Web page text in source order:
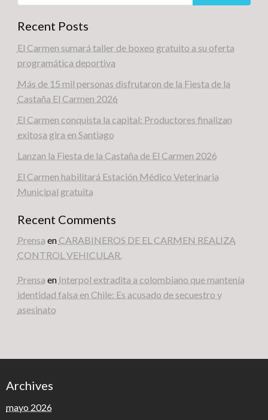
Recent Posts
El Carmen sumará taller de boxeo gratuito a su oferta
programática deportiva
Más de 15 mil personas disfrutaron de la Fiesta de la
Castaña El Carmen 2026
El Carmen conquista la capital: Productores finalizan
exitosa gira en Santiago
Lanzan la Fiesta de la Castaña de El Carmen 2026
El Carmen habilitará Estación Médico Veterinaria
Municipal gratuita
Recent Comments
Prensa en CARABINEROS DE EL CARMEN REALIZA
CONTROL VEHICULAR.
Prensa en Interpol extradita a colombiano que mantenía
identidad falsa en Chile: Es acusado de secuestro y
asesinato
Archives
mayo 2026